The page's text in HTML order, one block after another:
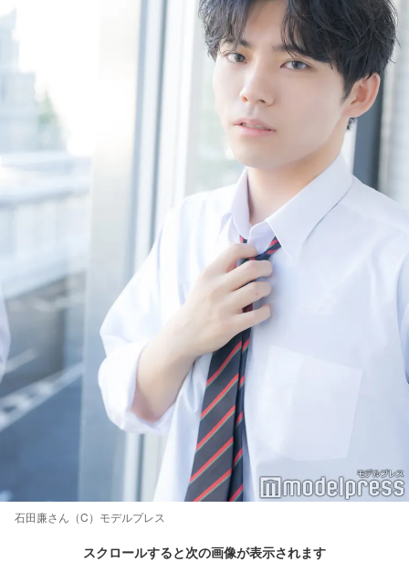
石田廉さん（C）モデルプレス
スクロールすると次の画像が表示されます